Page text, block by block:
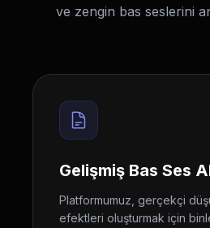
ve zengin bas seslerini
Gelişmiş Bas Ses
Platformumuz, gerçekçi
efektleri oluşturmak için